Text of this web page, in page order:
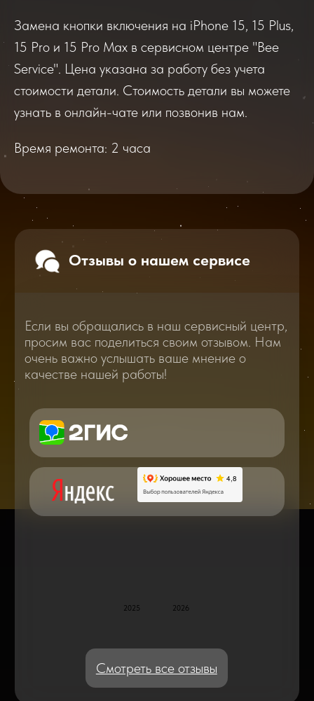
Замена кнопки включения на iPhone 15, 15 Plus,
15 Pro и 15 Pro Max в сервисном центре "Bee
Service". Цена указана за работу без учета
стоимости детали. Стоимость детали вы можете
узнать в онлайн-чате или позвонив нам.
Время ремонта: 2 часа
Если вы обращались в наш сервисный центр,
просим вас поделиться своим отзывом. Нам
очень важно услышать ваше мнение о
качестве нашей работы!
Отзывы о нашем сервисе
Смотреть все отзывы
по ремонту в онлайн в чате
Блог статей - важное,
полезное, новое
В нашем блоге статей мы расскажем
Вам о самом важном, полезном и новом
в мире смартфонов и не только